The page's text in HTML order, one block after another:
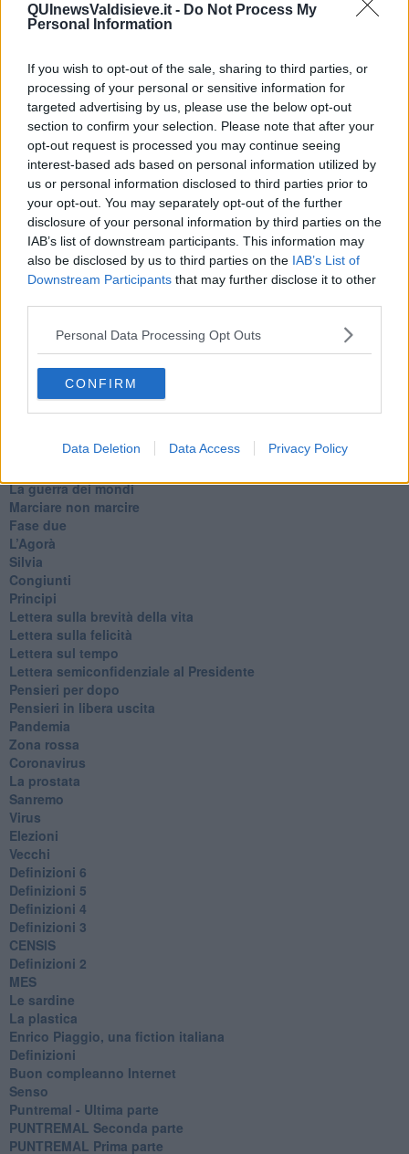
QUInewsValdisieve.it - Do Not Process My
Personal Information
If you wish to opt-out of the sale, sharing to third parties, or
processing of your personal or sensitive information for
targeted advertising by us, please use the below opt-out
section to confirm your selection. Please note that after your
opt-out request is processed you may continue seeing
interest-based ads based on personal information utilized by
us or personal information disclosed to third parties prior to
your opt-out. You may separately opt-out of the further
disclosure of your personal information by third parties on the
IAB’s list of downstream participants. This information may
also be disclosed by us to third parties on the IAB’s List of
Downstream Participants that may further disclose it to other
Personal Data Processing Opt Outs
CONFIRM
Data Deletion Data Access Privacy Policy
Coincidenze e crisi
L'amico
Giulio Regeni
​Il rosario
Paolo Rossi
Maradona
Cronaca
​Ancora Covid
​Biden!
In memoria
​Ancora Francesco
Rieccoci
Tenet
Francesco
Suarez
​Il responso
Non lo so
Destino
Commissari
L'orso
​La guerra dei mondi
Marciare non marcire
Fase due
L’Agorà
Silvia
Congiunti
Principi
​Lettera sulla brevità della vita
​Lettera sulla felicità
​Lettera sul tempo
Lettera semiconfidenziale al Presidente
Pensieri per dopo
​Pensieri in libera uscita
Pandemia
Zona rossa
Coronavirus
La prostata
Sanremo
Virus
Elezioni
Vecchi
Definizioni 6
Definizioni 5
Definizioni 4
Definizioni 3
CENSIS
​Definizioni 2
MES
Le sardine
La plastica
​Enrico Piaggio, una fiction italiana
Definizioni
​Buon compleanno Internet
Senso
Puntremal - Ultima parte
PUNTREMAL Seconda parte
​PUNTREMAL Prima parte